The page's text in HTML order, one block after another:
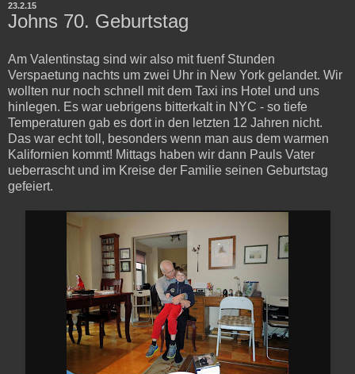
23.2.15
Johns 70. Geburtstag
Am Valentinstag sind wir also mit fuenf Stunden
Verspaetung nachts um zwei Uhr in New York gelandet. Wir
wollten nur noch schnell mit dem Taxi ins Hotel und uns
hinlegen. Es war uebrigens bitterkalt in NYC - so tiefe
Temperaturen gab es dort in den letzten 12 Jahren nicht.
Das war echt toll, besonders wenn man aus dem warmen
Kalifornien kommt! Mittags haben wir dann Pauls Vater
ueberrascht und im Kreise der Familie seinen Geburtstag
gefeiert.